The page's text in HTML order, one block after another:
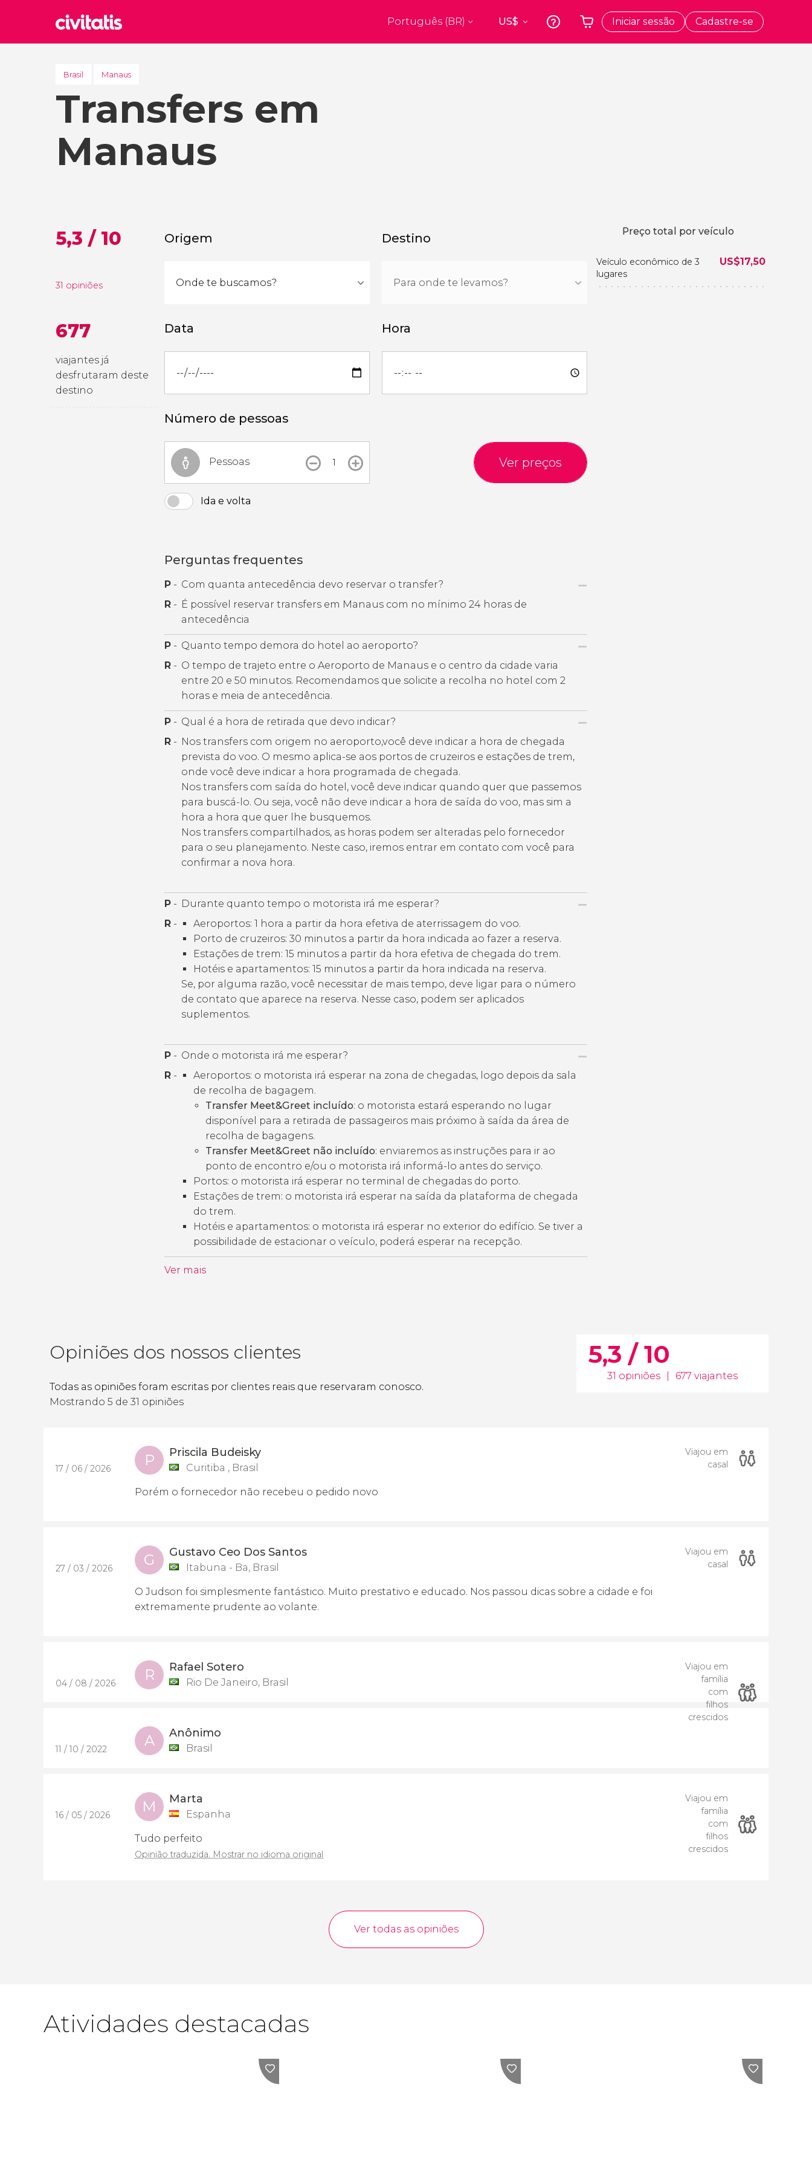
Top destinos
Reino Unido
Ver todos os destinos
Português (BR) Iniciar sessão Cadastre-se
Brasil Manaus
Transfers em
Manaus
5,3 / 10
31 opiniões
677
viajantes já
desfrutaram deste
destino
Origem Destino
Data Hora
Número de pessoas
Pessoas Ver preços
Ida e volta
Perguntas frequentes
P - Com quanta antecedência devo reservar o transfer?
R - É possível reservar transfers em Manaus com no mínimo 24 horas de
antecedência
P - Quanto tempo demora do hotel ao aeroporto?
R - O tempo de trajeto entre o Aeroporto de Manaus e o centro da cidade varia
entre 20 e 50 minutos. Recomendamos que solicite a recolha no hotel com 2
horas e meia de antecedência.
P - Qual é a hora de retirada que devo indicar?
R - Nos transfers com origem no aeroporto,você deve indicar a hora de chegada
prevista do voo. O mesmo aplica-se aos portos de cruzeiros e estações de trem,
onde você deve indicar a hora programada de chegada.
Nos transfers com saída do hotel, você deve indicar quando quer que passemos
para buscá-lo. Ou seja, você não deve indicar a hora de saída do voo, mas sim a
hora a hora que quer lhe busquemos.
Nos transfers compartilhados, as horas podem ser alteradas pelo fornecedor
para o seu planejamento. Neste caso, iremos entrar em contato com você para
confirmar a nova hora.
P - Durante quanto tempo o motorista irá me esperar?
R -
Aeroportos: 1 hora a partir da hora efetiva de aterrissagem do voo.
Porto de cruzeiros: 30 minutos a partir da hora indicada ao fazer a reserva.
Estações de trem: 15 minutos a partir da hora efetiva de chegada do trem.
Hotéis e apartamentos: 15 minutos a partir da hora indicada na reserva.
Se, por alguma razão, você necessitar de mais tempo, deve ligar para o número
de contato que aparece na reserva. Nesse caso, podem ser aplicados
suplementos.
P - Onde o motorista irá me esperar?
R -
Aeroportos: o motorista irá esperar na zona de chegadas, logo depois da sala
de recolha de bagagem.
Transfer Meet&Greet incluído: o motorista estará esperando no lugar
disponível para a retirada de passageiros mais próximo à saída da área de
recolha de bagagens.
Transfer Meet&Greet não incluído: enviaremos as instruções para ir ao
ponto de encontro e/ou o motorista irá informá-lo antes do serviço.
Portos: o motorista irá esperar no terminal de chegadas do porto.
Estações de trem: o motorista irá esperar na saída da plataforma de chegada
do trem.
Hotéis e apartamentos: o motorista irá esperar no exterior do edifício. Se tiver a
possibilidade de estacionar o veículo, poderá esperar na recepção.
Ver mais
Preço total por veículo
Veículo econômico de 3
lugares
US$17,50
Opiniões dos nossos clientes
Todas as opiniões foram escritas por clientes reais que reservaram conosco.
5,3 / 10
31 opiniões 677 viajantes
Mostrando 5 de 31 opiniões
17 / 06 / 2026 P Priscila Budeisky
Curitiba , Brasil
Porém o fornecedor não recebeu o pedido novo
Viajou em
casal
27 / 03 / 2026 G Gustavo Ceo Dos Santos
Itabuna - Ba, Brasil
O Judson foi simplesmente fantástico. Muito prestativo e educado. Nos passou dicas sobre a cidade e foi
extremamente prudente ao volante.
Viajou em
casal
04 / 08 / 2026 R Rafael Sotero
Rio De Janeiro, Brasil
Viajou em
família
com
filhos
crescidos
11 / 10 / 2022 A Anônimo
Brasil
16 / 05 / 2026 M Marta
Espanha
Tudo perfeito
Opinião traduzida. Mostrar no idioma original
Viajou em
família
com
filhos
crescidos
Ver todas as opiniões
Atividades destacadas